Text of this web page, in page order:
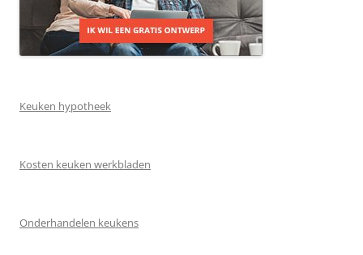
Keuken hypotheek
Kosten keuken werkbladen
Onderhandelen keukens